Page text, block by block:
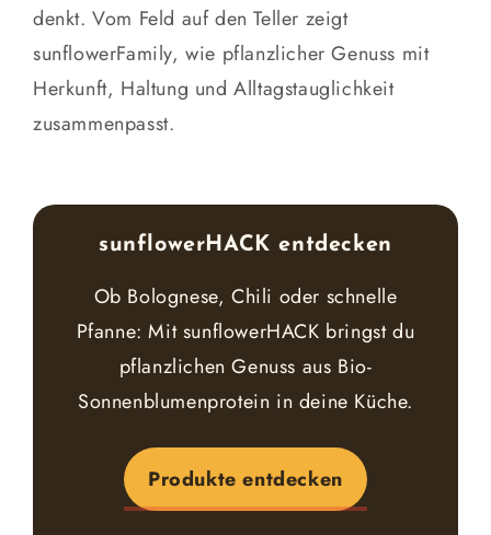
denkt. Vom Feld auf den Teller zeigt
sunflowerFamily, wie pflanzlicher Genuss mit
Herkunft, Haltung und Alltagstauglichkeit
zusammenpasst.
sunflowerHACK entdecken
Ob Bolognese, Chili oder schnelle
Pfanne: Mit sunflowerHACK bringst du
pflanzlichen Genuss aus Bio-
Sonnenblumenprotein in deine Küche.
Produkte entdecken